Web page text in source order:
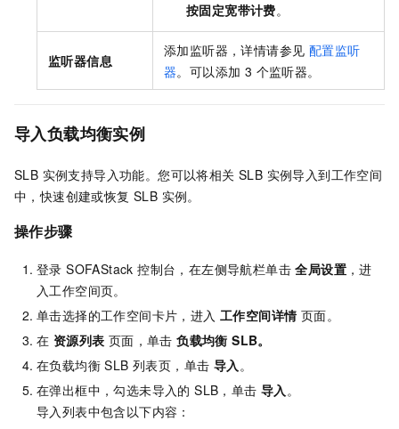
按固定宽带计费。
监听器信息
添加监听器，详情请参见 配置监听
器。可以添加 3 个监听器。
导入负载均衡实例
SLB 实例支持导入功能。您可以将相关 SLB 实例导入到工作空间
中，快速创建或恢复 SLB 实例。
操作步骤
登录 SOFAStack 控制台，在左侧导航栏单击全局设置 ，进
入工作空间页。
单击选择的工作空间卡片，进入 工作空间详情页面。
在 资源列表 页面，单击负载均衡 SLB。
在负载均衡 SLB 列表页，单击 导入 。
在弹出框中，勾选未导入的 SLB，单击 导入 。
导入列表中包含以下内容：